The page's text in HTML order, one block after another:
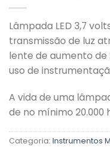
Lâmpada LED 3,7
transmissão de luz
lente de aumento de
uso de
A vida de uma
de no mínimo 20.000
Categoria: Instrumentos